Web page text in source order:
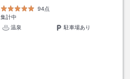
94点
集計中
温泉
駐車場あり